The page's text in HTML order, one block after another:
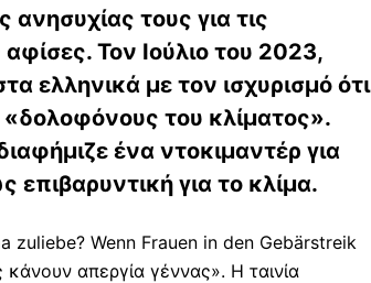
τους για τις
Τον Ιούλιο του 2023,
ελληνικά με τον ισχυρισμό ότι
«δολοφόνους του κλίματος».
ένα ντοκιμαντέρ για
επιβαρυντική για το κλίμα.
zuliebe? Wenn Frauen in den Gebärstreik
απεργία γέννας». Η ταινία